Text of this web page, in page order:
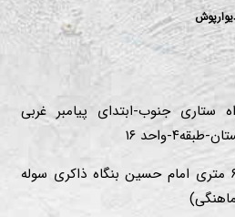
ستاری جنوب-ابتدای پیامبر غربی
انبار ۱: جاده قدیم قم ۶۰ متری امام حسین بنگاه ذاکری سوله